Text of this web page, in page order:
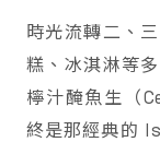
時光流轉二、
糕、冰淇淋等
檸汁醃魚生（
終是那經典的